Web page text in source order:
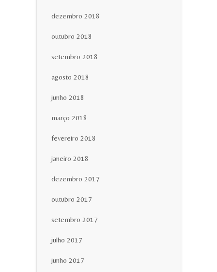
dezembro 2018
outubro 2018
setembro 2018
agosto 2018
junho 2018
março 2018
fevereiro 2018
janeiro 2018
dezembro 2017
outubro 2017
setembro 2017
julho 2017
junho 2017